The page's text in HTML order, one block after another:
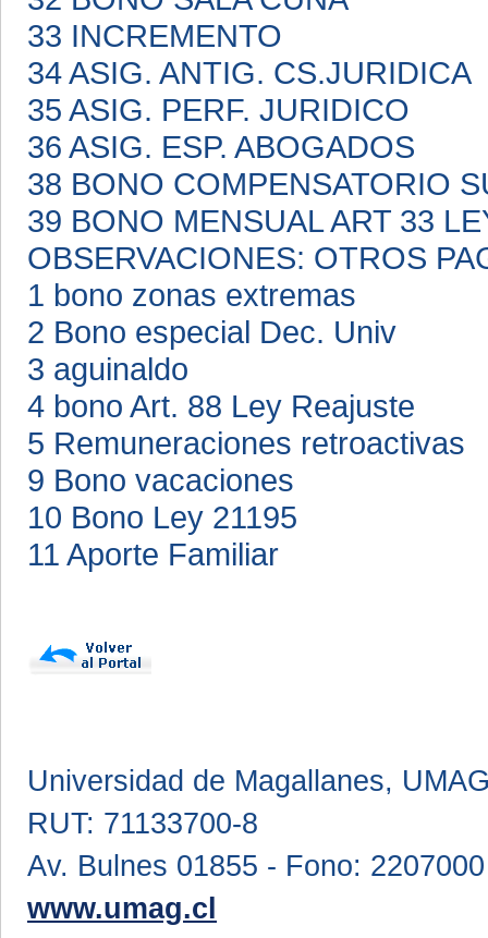
33 INCREMENTO
34 ASIG. ANTIG. CS.JURIDICA
35 ASIG. PERF. JURIDICO
36 ASIG. ESP. ABOGADOS
38 BONO COMPENSATORIO
39 BONO MENSUAL ART 33
OBSERVACIONES: OTROS
1 bono zonas extremas
2 Bono especial Dec. Univ
3 aguinaldo
4 bono Art. 88 Ley Reajuste
5 Remuneraciones retroactivas
9 Bono vacaciones
10 Bono Ley 21195
11 Aporte Familiar
Universidad de Magallanes,
RUT: 71133700-8
Av. Bulnes 01855 - Fono: 2207000
www.umag.cl